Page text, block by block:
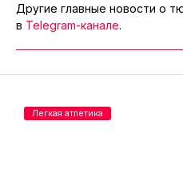
Другие главные новости о
в Telegram-канале.
Легкая атлетика